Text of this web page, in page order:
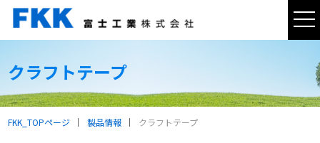
クラフトテープ
FKK_TOPページ 製品情報 クラフトテープ